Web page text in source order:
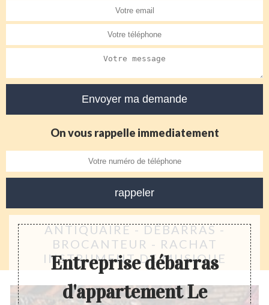
On vous rappelle immediatement
ANTIQUAIRE - DÉBARRAS -
BROCANTEUR - RACHAT
INSTRUMENT DE MUSIQUE
Entreprise débarras
d'appartement Le